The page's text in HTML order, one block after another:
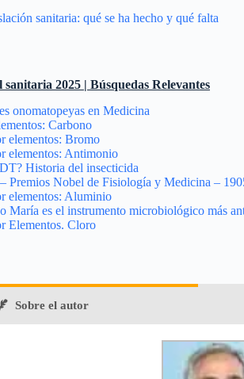
sanitaria: qué se ha hecho y qué falta
2025 | Búsquedas Relevantes
onomatopeyas en Medicina
Carbono
elementos: Bromo
elementos: Antimonio
Historia del insecticida
Premios Nobel de Fisiología y Medicina –
elementos: Aluminio
María es el instrumento microbiológico más
Elementos. Cloro
Sobre el autor